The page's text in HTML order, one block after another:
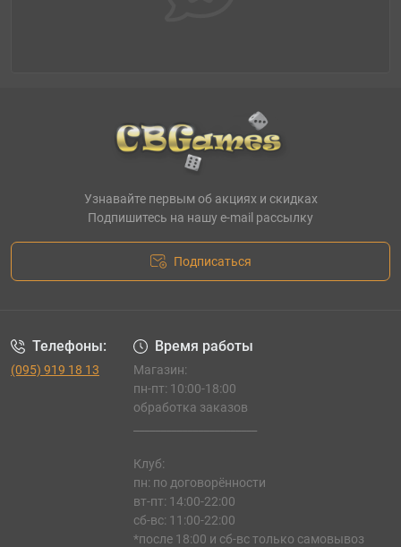
Узнавайте первым об акциях и скидках
Подпишитесь на нашу e-mail рассылку
Подписаться
Телефоны:
(095) 919 18 13
Время работы
Магазин:
пн-пт: 10:00-18:00
обработка заказов
Клуб:
пн: по договорённости
вт-пт: 14:00-22:00
сб-вс: 11:00-22:00
*после 18:00 и сб-вс только самовывоз